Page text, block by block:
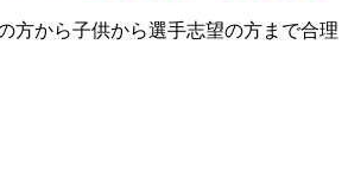
方から子供から選手志望の方まで合理